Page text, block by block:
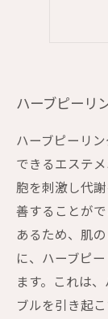
ハーブピーリ
ハーブピーリ
できるエステ
胞を刺激し代
善することが
あるため、肌
に、ハーブピ
ます。これは
ブルを引き起